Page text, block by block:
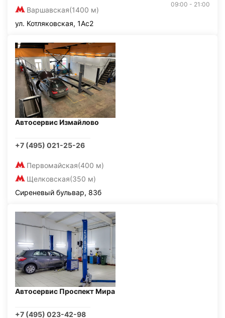
Варшавская(1400 м)
09:00 - 21:00
ул. Котляковская, 1Ас2
Автосервис Измайлово
+7 (495) 021-25-26
Первомайская(400 м)
Щелковская(350 м)
Сиреневый бульвар, 83б
Автосервис Проспект Мира
+7 (495) 023-42-98